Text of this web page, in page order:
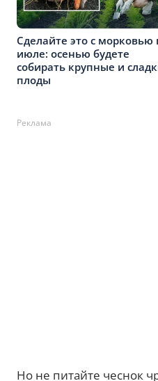
Сделайте это с морковью
июле: осенью будете
собирать крупные и
плоды
Реклама
Но не питайте чеснок